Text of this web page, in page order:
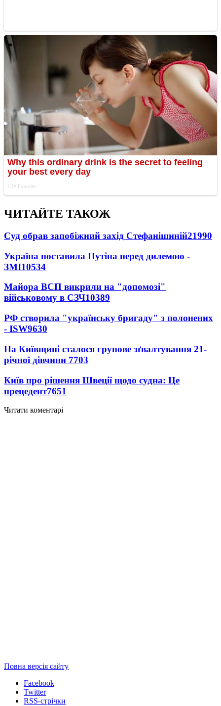
ЧИТАЙТЕ ТАКОЖ
Суд обрав запобіжний захід Стефанішиній21990
Україна поставила Путіна перед дилемою -
ЗМІ10534
Майора ВСП викрили на "допомозі"
військовому в СЗЧ10389
РФ створила "українську бригаду" з полонених
- ISW9630
На Київщині сталося групове зґвалтування 21-
річної дівчини 7703
Київ про рішення Швеції щодо судна: Це
прецедент7651
Читати коментарі
Повна версія сайту
Facebook
Twitter
RSS-стрічки